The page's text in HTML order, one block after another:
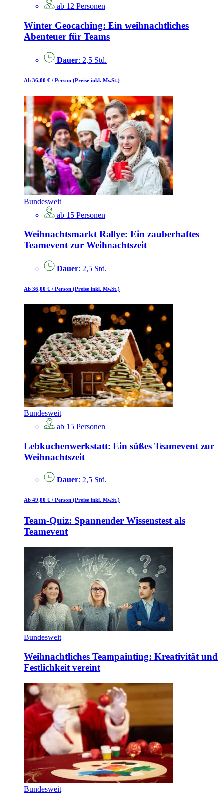
ab 12 Personen
Winter Geocaching: Ein weihnachtliches
Abenteuer für Teams
Dauer: 2,5 Std.
Ab 36,00 € / Person (Preise inkl. MwSt.)
Bundesweit
ab 15 Personen
Weihnachtsmarkt Rallye: Ein zauberhaftes
Teamevent zur Weihnachtszeit
Dauer: 2,5 Std.
Ab 36,00 € / Person (Preise inkl. MwSt.)
Bundesweit
ab 15 Personen
Lebkuchenwerkstatt: Ein süßes Teamevent zur
Weihnachtszeit
Dauer: 2,5 Std.
Ab 49,00 € / Person (Preise inkl. MwSt.)
Team-Quiz: Spannender Wissenstest als
Teamevent
Bundesweit
Weihnachtliches Teampainting: Kreativität und
Festlichkeit vereint
Bundesweit